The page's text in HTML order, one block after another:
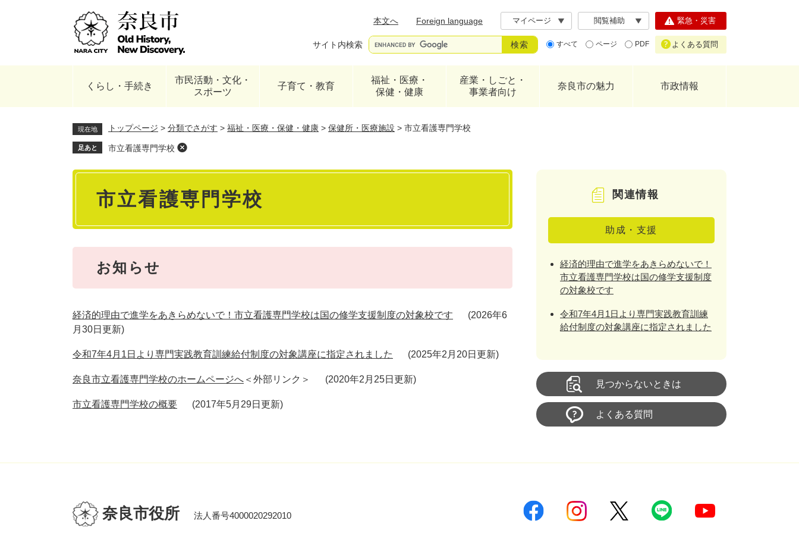
本文へ
Foreign language マイページ 閲覧補助
サイト内検索 すべて ページ PDF
緊急・災害
よくある質問
くらし・手続き
市民活動・文化・
スポーツ
子育て・教育
福祉・医療・
保健・健康
産業・しごと・
事業者向け
奈良市の魅力 市政情報
現在地 トップページ > 分類でさがす > 福祉・医療・保健・健康 > 保健所・医療施設 > 市立看護専門学校
足あと 市立看護専門学校
本
市立看護専門学校
お知らせ
経済的理由で進学をあきらめないで！市立看護専門学校は国の修学支援制度の対象校です
2026年6
月30日更新
令和7年4月1日より専門実践教育訓練給付制度の対象講座に指定されました 2025年2月20日更新
奈良市立看護専門学校のホームページへ ＜外部リンク＞ 2020年2月25日更新
市立看護専門学校の概要 2017年5月29日更新
関連情報
助成・支援
経済的理由で進学をあきらめないで！
市立看護専門学校は国の修学支援制度
の対象校です
令和7年4月1日より専門実践教育訓練
給付制度の対象講座に指定されました
見つからないときは
よくある質問
奈良市役所 法人番号4000020292010